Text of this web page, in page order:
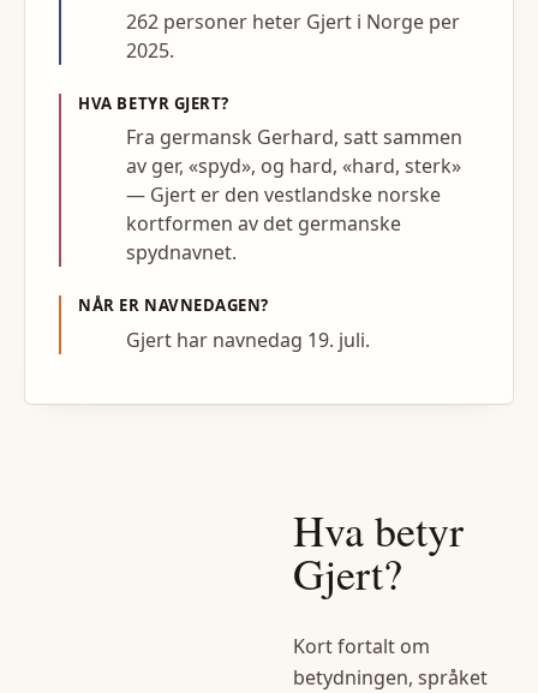
262 personer heter Gjert i Norge per
2025.
HVA BETYR GJERT?
Fra germansk Gerhard, satt sammen
av ger, «spyd», og hard, «hard, sterk»
— Gjert er den vestlandske norske
kortformen av det germanske
spydnavnet.
NÅR ER NAVNEDAGEN?
Gjert har navnedag 19. juli.
Hva betyr
Gjert?
Kort fortalt om
betydningen, språket